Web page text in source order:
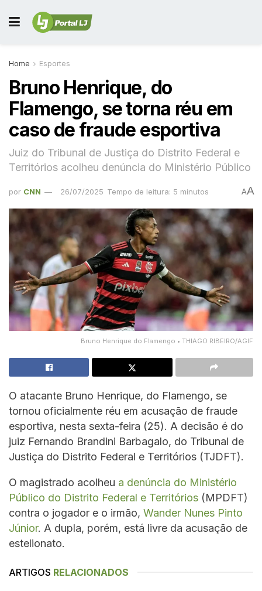
Home Esportes
Bruno Henrique, do
Flamengo, se torna réu em
caso de fraude esportiva
Juiz do Tribunal de Justiça do Distrito Federal e
Territórios acolheu denúncia do Ministério Público
por CNN 26/07/2025 Tempo de leitura: 5 minutos AA
Bruno Henrique do Flamengo • THIAGO RIBEIRO/AGIF
O atacante Bruno Henrique, do Flamengo, se
tornou oficialmente réu em acusação de fraude
esportiva, nesta sexta-feira (25). A decisão é do
juiz Fernando Brandini Barbagalo, do Tribunal de
Justiça do Distrito Federal e Territórios (TJDFT).
O magistrado acolheu a denúncia do Ministério
Público do Distrito Federal e Territórios (MPDFT)
contra o jogador e o irmão, Wander Nunes Pinto
Júnior. A dupla, porém, está livre da acusação de
estelionato.
ARTIGOS RELACIONADOS